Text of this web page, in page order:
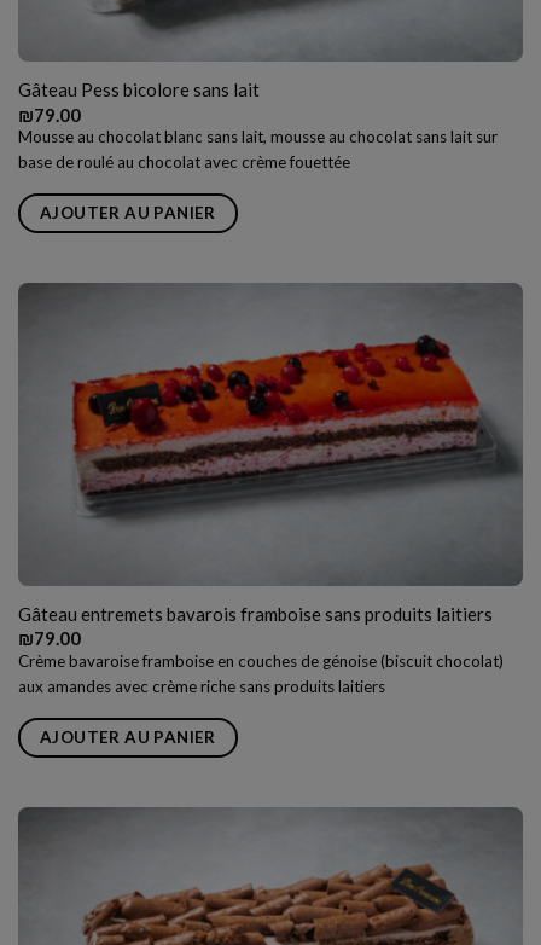
Gâteau Pess bicolore sans lait
₪79.00
Mousse au chocolat blanc sans lait, mousse au chocolat sans lait sur
base de roulé au chocolat avec crème fouettée
AJOUTER AU PANIER
Gâteau entremets bavarois framboise sans produits laitiers
₪79.00
Crème bavaroise framboise en couches de génoise (biscuit chocolat)
aux amandes avec crème riche sans produits laitiers
AJOUTER AU PANIER